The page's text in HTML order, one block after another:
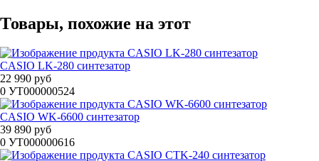
Товары, похожие на этот
CASIO LK-280 синтезатор
22 990 руб
0 УТ000000524
CASIO WK-6600 синтезатор
39 890 руб
0 УТ000000616